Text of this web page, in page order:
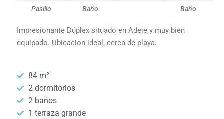
Pasillo Baño Baño
Impresionante Dúplex situado en Adeje y muy bien
equipado. Ubicación ideal, cerca de playa.
84 m²
2 dormitorios
2 baños
1 terraza grande